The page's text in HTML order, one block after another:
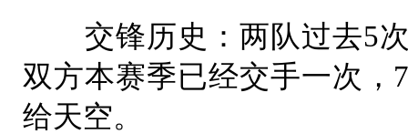
交锋历史：两队过去5次
双方本赛季已经交手一次，
给天空。